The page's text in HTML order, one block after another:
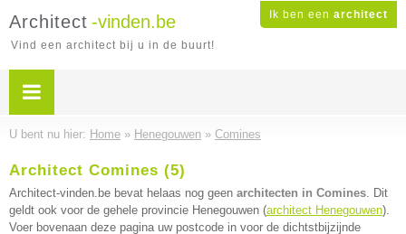
Ik ben een architect
Architect -vinden.be
Vind een architect bij u in de buurt!
U bent nu hier: Home » Henegouwen » Comines
Architect Comines (5)
Architect-vinden.be bevat helaas nog geen architecten in Comines. Dit
geldt ook voor de gehele provincie Henegouwen (architect Henegouwen).
Voer bovenaan deze pagina uw postcode in voor de dichtstbijzijnde